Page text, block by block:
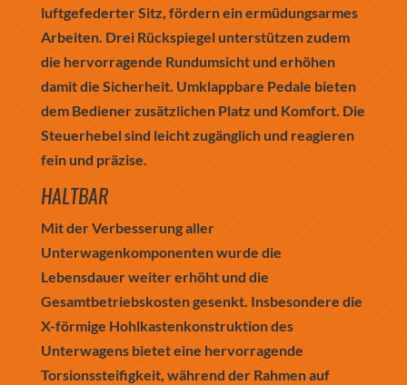
luftgefederter Sitz, fördern ein ermüdungsarmes
Arbeiten. Drei Rückspiegel unterstützen zudem
die hervorragende Rundumsicht und erhöhen
damit die Sicherheit. Umklappbare Pedale bieten
dem Bediener zusätzlichen Platz und Komfort. Die
Steuerhebel sind leicht zugänglich und reagieren
fein und präzise.
HALTBAR
Mit der Verbesserung aller
Unterwagenkomponenten wurde die
Lebensdauer weiter erhöht und die
Gesamtbetriebskosten gesenkt. Insbesondere die
X-förmige Hohlkastenkonstruktion des
Unterwagens bietet eine hervorragende
Torsionssteifigkeit, während der Rahmen auf